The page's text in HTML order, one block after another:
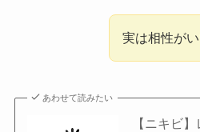
実は相性がい
あわせて読みたい
【ニキビ